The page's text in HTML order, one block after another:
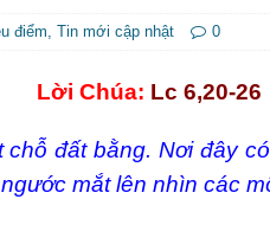
điểm, Tin mới cập nhật 0
Lời Chúa: Lc 6,20-26
đất bằng. Nơi đây
mắt lên nhìn các